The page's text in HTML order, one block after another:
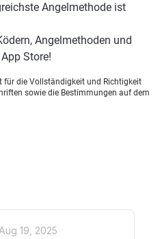
Angelmethode ist
Angelmethoden und
Store!
für die Vollständigkeit und Richtigkeit
sowie die Bestimmungen auf dem
Aug 19, 2025